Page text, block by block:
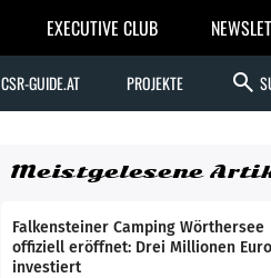
EXECUTIVE CLUB
CSR-GUIDE.AT PROJEKTE search
Meistgelesene
Falkensteiner Camping Wörthersee
offiziell eröffnet: Drei Millionen Euro
investiert